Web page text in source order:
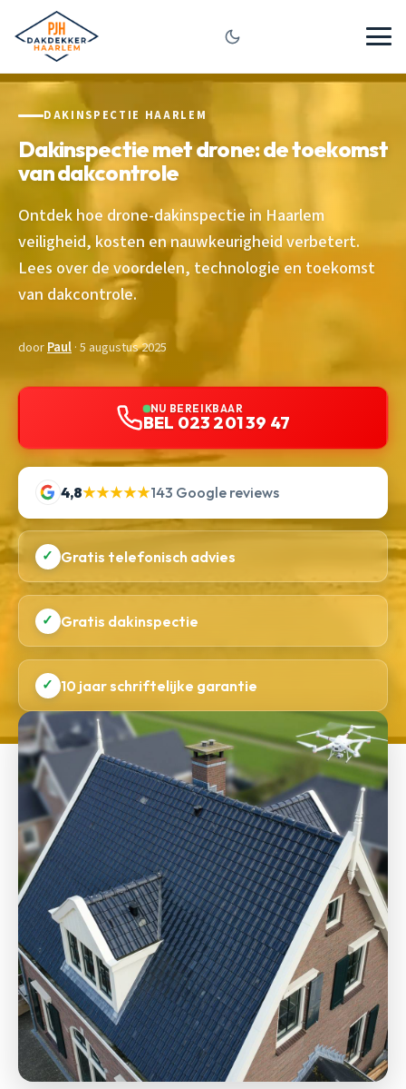
DAKINSPECTIE HAARLEM
Dakinspectie met drone: de toekomst
van dakcontrole
Ontdek hoe drone-dakinspectie in Haarlem
veiligheid, kosten en nauwkeurigheid verbetert.
Lees over de voordelen, technologie en toekomst
van dakcontrole.
doorPaul· 5 augustus 2025
NU BEREIKBAAR
BEL 023 201 39 47
4,8★★★★★143 Google reviews
✓ Gratis telefonisch advies
✓ Gratis dakinspectie
✓ 10 jaar schriftelijke garantie